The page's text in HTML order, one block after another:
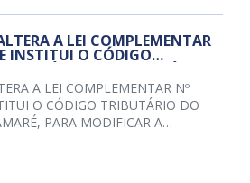
A LEI COMPLEMENTAR
INSTITUI O CÓDIGO
DE GUAMARÉ,
A REDAÇÃO DO ART. 45
TRIBUTÁRIA DO
O ART. 35-A, DISPONDO
DE DESCONTO NO
DO IPTU
PROVIDÊNCIAS.
A LEI COMPLEMENTAR Nº
O CÓDIGO TRIBUTÁRIO DO
PARA MODIFICAR A
ACRESCENTAR O ART. 35-A,
CONCESSÃO DE DESCONTO NO